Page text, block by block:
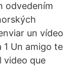
odvedením
un vídeo
1 Un amigo te
video que